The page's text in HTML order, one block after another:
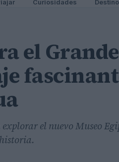
Curiosidades
el
el nuevo Museo